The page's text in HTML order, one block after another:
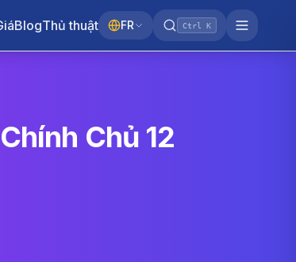
BlogThủ thuật FR Ctrl K
Chủ 12